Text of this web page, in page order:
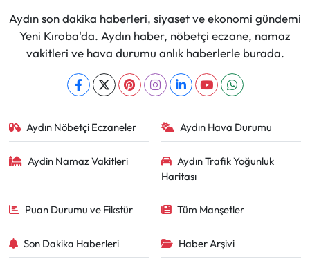
Aydın son dakika haberleri, siyaset ve ekonomi gündemi
Yeni Kıroba'da. Aydın haber, nöbetçi eczane, namaz
vakitleri ve hava durumu anlık haberlerle burada.
Aydın Nöbetçi Eczaneler Aydın Hava Durumu
Aydin Namaz Vakitleri
Aydın Trafik Yoğunluk
Haritası
Puan Durumu ve Fikstür Tüm Manşetler
Son Dakika Haberleri Haber Arşivi